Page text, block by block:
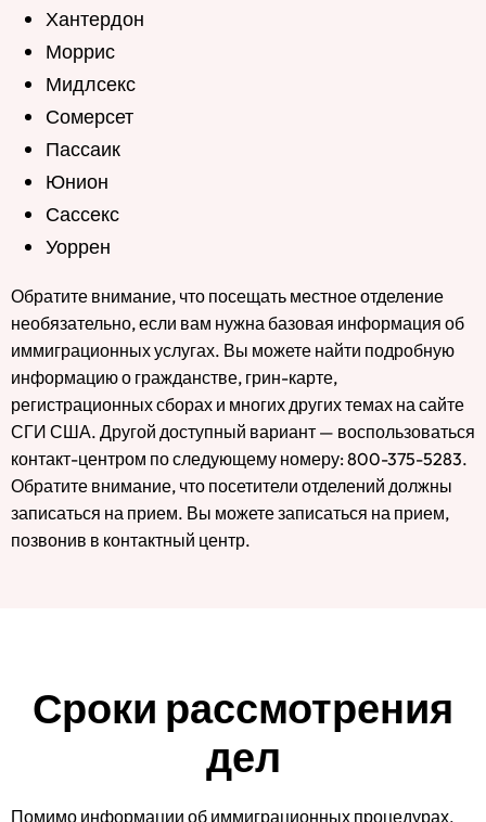
Хантердон
Моррис
Мидлсекс
Сомерсет
Пассаик
Юнион
Сассекс
Уоррен
Обратите внимание, что посещать местное отделение
необязательно, если вам нужна базовая информация об
иммиграционных услугах. Вы можете найти подробную
информацию о гражданстве, грин-карте,
регистрационных сборах и многих других темах на сайте
СГИ США. Другой доступный вариант — воспользоваться
контакт-центром по следующему номеру: 800-375-5283.
Обратите внимание, что посетители отделений должны
записаться на прием. Вы можете записаться на прием,
позвонив в контактный центр.
Сроки рассмотрения
дел
Помимо информации об иммиграционных процедурах,